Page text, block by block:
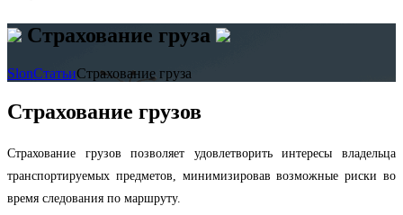
Страхование груза
SlonСтатьиСтрахование груза
Страхование грузов
Страхование грузов позволяет удовлетворить интересы владельца
транспортируемых предметов, минимизировав возможные риски во
время следования по маршруту.